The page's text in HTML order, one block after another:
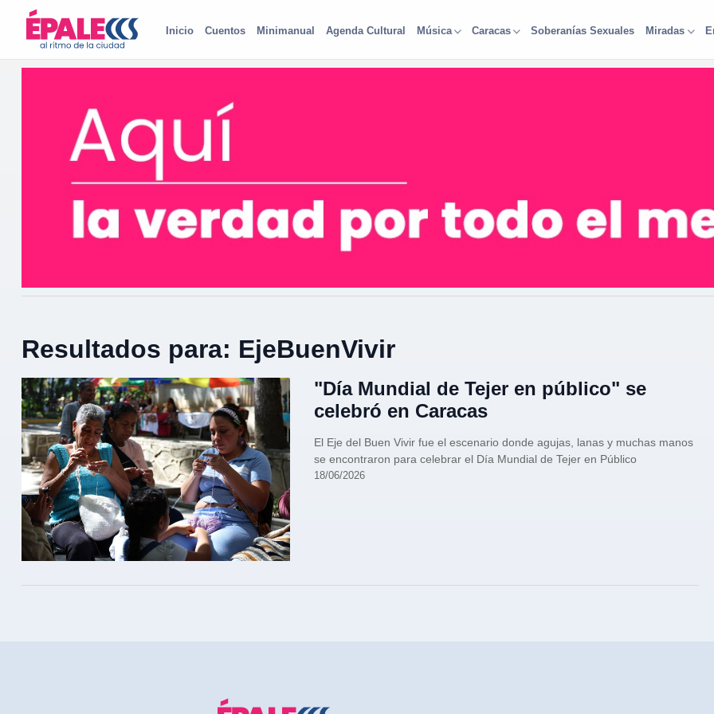
Inicio Cuentos Minimanual Agenda Cultural Música Caracas Soberanías Sexuales Miradas
Resultados para: EjeBuenVivir
"Día Mundial de Tejer en público" se
celebró en Caracas
El Eje del Buen Vivir fue el escenario donde agujas, lanas y muchas manos
se encontraron para celebrar el Día Mundial de Tejer en Público
18/06/2026